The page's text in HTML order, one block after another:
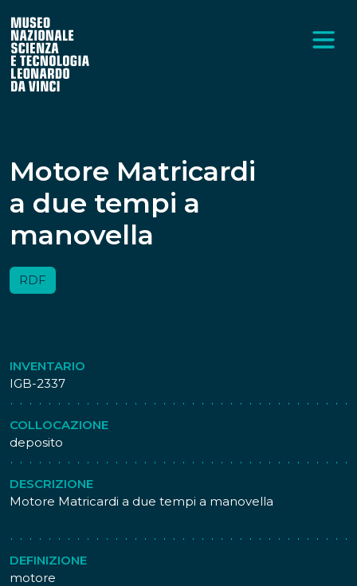
Motore Matricardi
a due tempi a
manovella
RDF
INVENTARIO
IGB-2337
COLLOCAZIONE
deposito
DESCRIZIONE
Motore Matricardi a due tempi a manovella
DEFINIZIONE
motore